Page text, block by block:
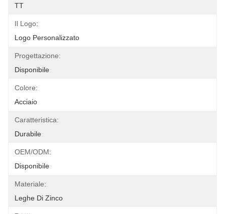
TT
Il Logo:
Logo Personalizzato
Progettazione:
Disponibile
Colore:
Acciaio
Caratteristica:
Durabile
OEM/ODM:
Disponibile
Materiale:
Leghe Di Zinco